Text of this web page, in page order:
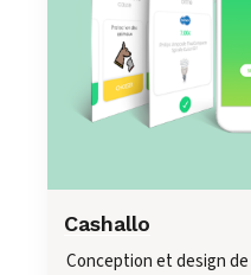
Cashallo
Conception et design